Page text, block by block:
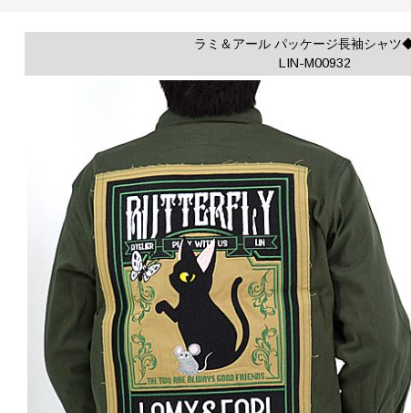
ラミ＆アール パッケージ長袖シャツ
LIN-M00932